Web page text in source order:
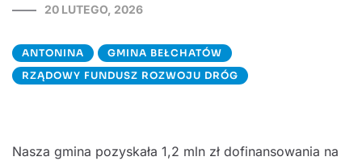
20 LUTEGO, 2026
ANTONINA
GMINA BEŁCHATÓW
RZĄDOWY FUNDUSZ ROZWOJU DRÓG
Nasza gmina pozyskała 1,2 mln zł dofinansowania na